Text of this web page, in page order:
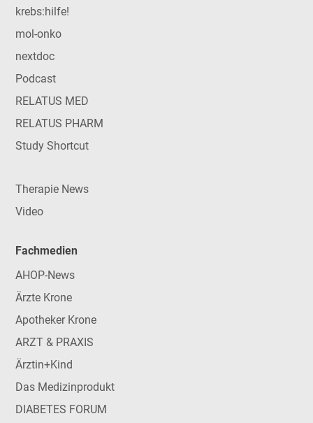
krebs:hilfe!
mol-onko
nextdoc
Podcast
RELATUS MED
RELATUS PHARM
Study Shortcut
Therapie News
Video
Fachmedien
AHOP-News
Ärzte Krone
Apotheker Krone
ARZT & PRAXIS
Ärztin+Kind
Das Medizinprodukt
DIABETES FORUM